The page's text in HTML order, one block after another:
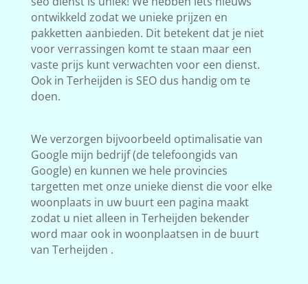
ontwikkeld zodat we unieke prijzen en
pakketten aanbieden. Dit betekent dat je niet
voor verrassingen komt te staan maar een
vaste prijs kunt verwachten voor een dienst.
Ook in Terheijden is SEO dus handig om te
doen.
We verzorgen bijvoorbeeld optimalisatie van
Google mijn bedrijf (de telefoongids van
Google) en kunnen we hele provincies
targetten met onze unieke dienst die voor elke
woonplaats in uw buurt een pagina maakt
zodat u niet alleen in Terheijden bekender
word maar ook in woonplaatsen in de buurt
van Terheijden .